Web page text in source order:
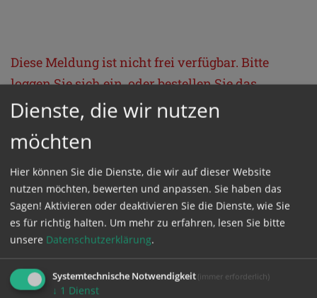
Diese Meldung ist nicht frei verfügbar. Bitte
loggen Sie sich ein, oder bestellen Sie das
ProduktKathpress_online.
GESCHÜTZTER BEREICH
Bitte melden Sie sich mit Ihrem Benutzernamen
und Passwort an.
Benutzername
Dienste, die wir nutzen
möchten
Hier können Sie die Dienste, die wir auf dieser Website
nutzen möchten, bewerten und anpassen. Sie haben das
Sagen! Aktivieren oder deaktivieren Sie die Dienste, wie Sie
es für richtig halten. Um mehr zu erfahren, lesen Sie bitte
unsere Datenschutzerklärung.
Systemtechnische Notwendigkeit (immer erforderlich)
↓ 1 Dienst